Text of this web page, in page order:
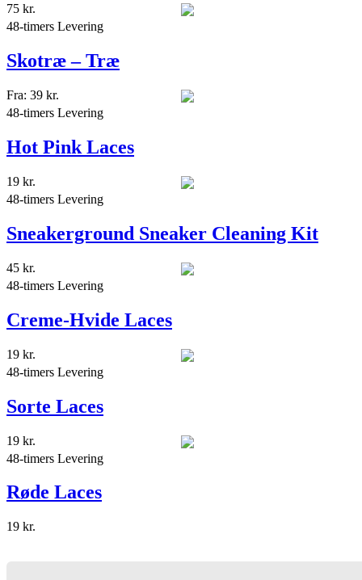
75 kr.
48-timers Levering
Skotræ – Træ
Fra: 39 kr.
48-timers Levering
Hot Pink Laces
19 kr.
48-timers Levering
Sneakerground Sneaker Cleaning Kit
45 kr.
48-timers Levering
Creme-Hvide Laces
19 kr.
48-timers Levering
Sorte Laces
19 kr.
48-timers Levering
Røde Laces
19 kr.